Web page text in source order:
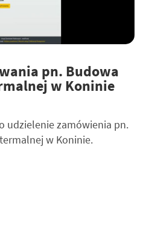
pn. Budowa
w Koninie
udzielenie zamówienia pn.
w Koninie.